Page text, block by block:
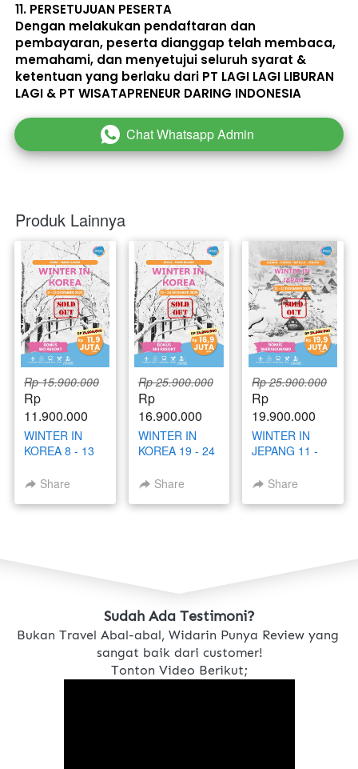
11. PERSETUJUAN PESERTA
Dengan melakukan pendaftaran dan
pembayaran, peserta dianggap telah membaca,
memahami, dan menyetujui seluruh syarat &
ketentuan yang berlaku dari PT LAGI LAGI LIBURAN
LAGI & PT WISATAPRENEUR DARING INDONESIA
` Chat Whatsapp Admin
Produk Lainnya
Rp 15.900.000
Rp
11.900.000
WINTER IN
KOREA 8 - 13
2025 BY
INDONESIA
Share
Rp 25.900.000
Rp
16.900.000
WINTER IN
KOREA 19 - 24
2025 BY
INDONESIA
Share
Rp 25.900.000
Rp
19.900.000
WINTER IN
JEPANG 11 -
2025Share
Sudah Ada Testimoni?
Bukan Travel Abal-abal, Widarin Punya Review yang
sangat baik dari customer!
Tonton Video Berikut;